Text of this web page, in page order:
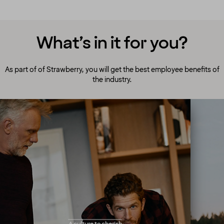
What’s in it for you?
As part of of Strawberry, you will get the best employee benefits of
the industry.
A culture to cherish
Our people always make guests their top